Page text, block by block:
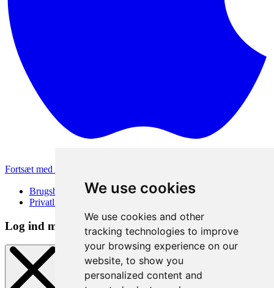
We use cookies
We use cookies and other
tracking technologies to improve
your browsing experience on our
website, to show you
personalized content and
Fortsæt med Apple
Brugsbetingelser
Privatlivspolitik
Log ind metode